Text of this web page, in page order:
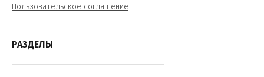
Пользовательское соглашение
РАЗДЕЛЫ